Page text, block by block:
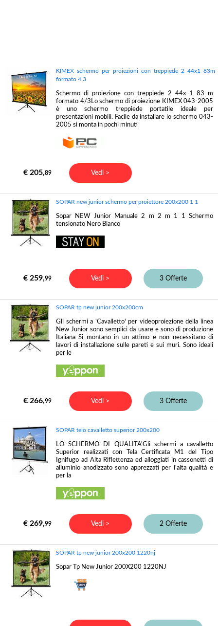
KIMEX schermo per proiezioni con treppiede 2 44x1 83m
formato 4 3
Schermo di proiezione con treppiede 2 44x 1 83 m
formato 4/3Lo schermo di proiezione KIMEX 043-2005
è uno schermo treppiede portatile ideale per
presentazioni mobili. Facile da installare lo schermo 043-
2005 si monta in pochi minuti
€ 205,89 Vedi >
SOPAR new junior schermo per proiettore 200x200 1 1
Sopar NEW Junior Manuale 2 m 2 m 1 1 Schermo
tensionato Nero Bianco
€ 259,99 Vedi > 3 Offerte
SOPAR tp new junior 200x200cm
Gli schermi a 'Cavalletto' per videoproiezione della linea
New Junior sono semplici da usare e sono di produzione
Italiana Si montano in un attimo e non necessitano di
lavori di installazione sulle pareti e sui muri. Sono ideali
per le
€ 266,99 Vedi > 3 Offerte
SOPAR telo cavalletto superior 200x200
LO SCHERMO DI QUALITA'Gli schermi a cavalletto
Superior realizzati con Tela Certificata M1 del Tipo
Ignifugo ad Alta Riflettenza ed alloggiati in cassonetti di
alluminio anodizzato sono apprezzati per l'alta qualità e
per la
€ 269,99 Vedi > 2 Offerte
SOPAR tp new junior 200x200 1220nj
Sopar Tp New Junior 200X200 1220NJ